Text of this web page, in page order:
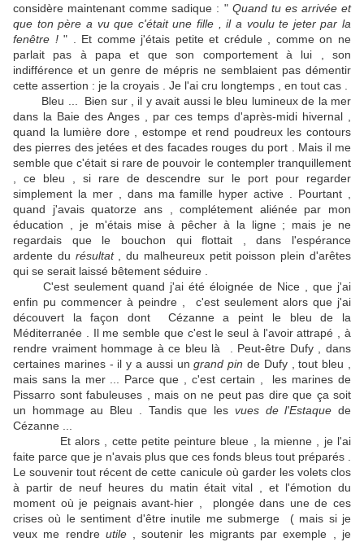
considère maintenant comme sadique : " Quand tu es arrivée et
que ton père a vu que c'était une fille , il a voulu te jeter par la
fenêtre !" . Et comme j'étais petite et crédule , comme on ne
parlait pas à papa et que son comportement à lui , son
indifférence et un genre de mépris ne semblaient pas démentir
cette assertion : je la croyais . Je l'ai cru longtemps , en tout cas .
Bleu ... Bien sur , il y avait aussi le bleu lumineux de la mer
dans la Baie des Anges , par ces temps d'après-midi hivernal ,
quand la lumière dore , estompe et rend poudreux les contours
des pierres des jetées et des facades rouges du port . Mais il me
semble que c'était si rare de pouvoir le contempler tranquillement
, ce bleu , si rare de descendre sur le port pour regarder
simplement la mer , dans ma famille hyper active . Pourtant ,
quand j'avais quatorze ans , complétement aliénée par mon
éducation , je m'étais mise à pêcher à la ligne ; mais je ne
regardais que le bouchon qui flottait , dans l'espérance
ardente du résultat, du malheureux petit poisson plein d'arêtes
qui se serait laissé bêtement séduire .
C'est seulement quand j'ai été éloignée de Nice , que j'ai
enfin pu commencer à peindre , c'est seulement alors que j'ai
découvert la façon dont Cézanne a peint le bleu de la
Méditerranée . Il me semble que c'est le seul à l'avoir attrapé , à
rendre vraiment hommage à ce bleu là . Peut-être Dufy , dans
certaines marines - il y a aussi ungrand pin de Dufy , tout bleu ,
mais sans la mer ... Parce que , c'est certain , les marines de
Pissarro sont fabuleuses , mais on ne peut pas dire que ça soit
un hommage au Bleu . Tandis que les vues de l'Estaquede
Cézanne ...
Et alors , cette petite peinture bleue , la mienne , je l'ai
faite parce que je n'avais plus que ces fonds bleus tout préparés .
Le souvenir tout récent de cette canicule où garder les volets clos
à partir de neuf heures du matin était vital , et l'émotion du
moment où je peignais avant-hier , plongée dans une de ces
crises où le sentiment d'être inutile me submerge ( mais si je
veux me rendreutile
, soutenir les migrants par exemple , je